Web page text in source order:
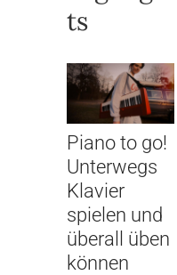
ts
Piano to go!
Unterwegs
Klavier
spielen und
überall üben
können